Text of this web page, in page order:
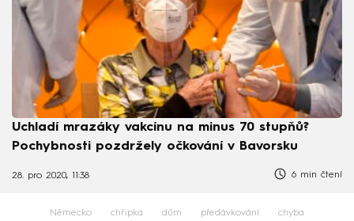
Uchladí mrazáky vakcínu na minus 70 stupňů?
Pochybnosti pozdržely očkování v Bavorsku
28. pro 2020, 11:38 6 min čtení
Německo chřipka dům předávkování chyba